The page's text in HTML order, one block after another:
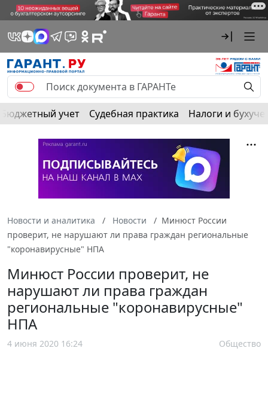
Бюджетный учет Судебная практика Налоги и
Новости и аналитика Новости
Минюст России
проверит, не нарушают ли права граждан региональные
"коронавирусные" НПА
Минюст России проверит, не
нарушают ли права граждан
региональные "коронавирусные"
НПА
4 июня 2020 16:24 Общество